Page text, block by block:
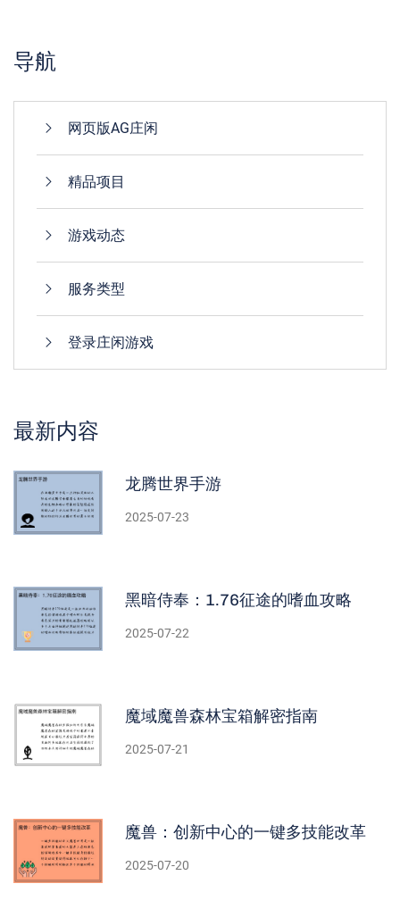
导航
网页版AG庄闲
精品项目
游戏动态
服务类型
登录庄闲游戏
最新内容
龙腾世界手游
2025-07-23
黑暗侍奉：1.76征途的嗜血攻略
2025-07-22
魔域魔兽森林宝箱解密指南
2025-07-21
魔兽：创新中心的一键多技能改革
2025-07-20